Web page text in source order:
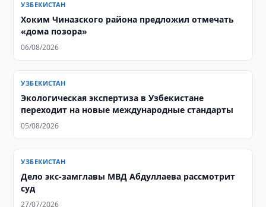
УЗБЕКИСТАН
Хоким Чиназского района предложил отмечать
«дома позора»
06/08/2026
УЗБЕКИСТАН
Экологическая экспертиза в Узбекистане
переходит на новые международные стандарты
05/08/2026
УЗБЕКИСТАН
Дело экс-замглавы МВД Абдуллаева рассмотрит
суд
27/07/2026